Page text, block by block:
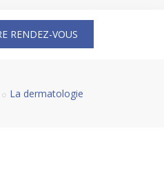
RENDEZ-VOUS
La dermatologie